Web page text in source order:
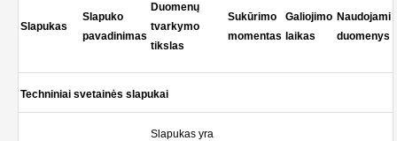
Slapukas
Slapuko
pavadinimas
Duomenų
tvarkymo
tikslas
Sukūrimo
momentas
Galiojimo
laikas
Naudojami
duomenys
Techniniai svetainės slapukai
Slapukas yra